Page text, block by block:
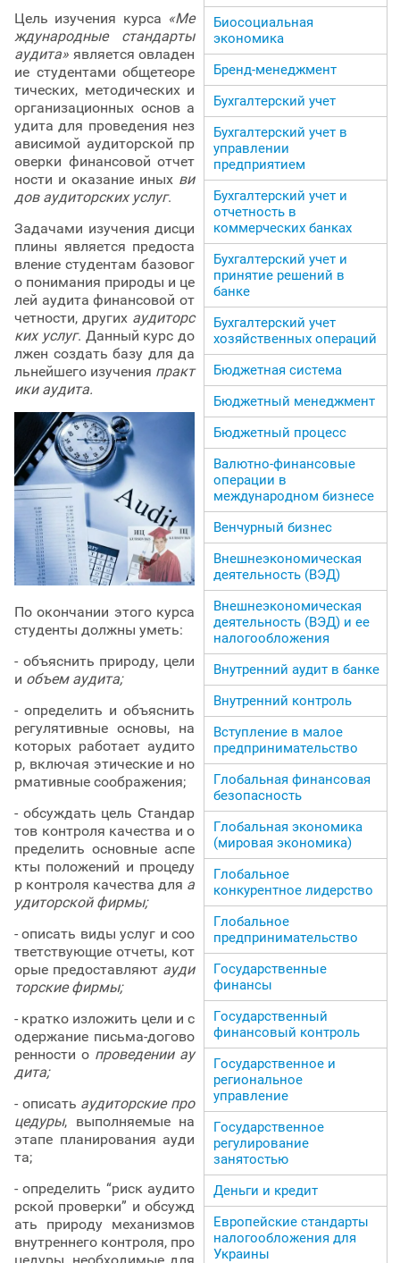
Цель изучения курса «Ме
ждународные стандарты
аудита» является овладен
ие студентами общетеоре
тических, методических и
организационных основ а
удита для проведения нез
ависимой аудиторской пр
оверки финансовой отчет
ности и оказание иных ви
дов аудиторских услуг.
Задачами изучения дисци
плины является предоста
вление студентам базовог
о понимания природы и це
лей аудита финансовой от
четности, других аудиторс
ких услуг. Данный курс до
лжен создать базу для да
льнейшего изучения практ
ики аудита.
По окончании этого курса
студенты должны уметь:
- объяснить природу, цели
и объем аудита;
- определить и объяснить
регулятивные основы, на
которых работает аудито
р, включая этические и но
рмативные соображения;
- обсуждать цель Стандар
тов контроля качества и о
пределить основные аспе
кты положений и процеду
р контроля качества для а
удиторской фирмы;
- описать виды услуг и соо
тветствующие отчеты, кот
орые предоставляют ауди
торские фирмы;
- кратко изложить цели и с
одержание письма-догово
ренности о проведении ау
дита;
- описать аудиторские про
цедуры, выполняемые на
этапе планирования ауди
та;
- определить “риск аудито
рской проверки” и обсужд
ать природу механизмов
внутреннего контроля, про
Биосоциальная
экономика
Бренд-менеджмент
Бухгалтерский учет
Бухгалтерский учет в
управлении
предприятием
Бухгалтерский учет и
отчетность в
коммерческих банках
Бухгалтерский учет и
принятие решений в
банке
Бухгалтерский учет
хозяйственных операций
Бюджетная система
Бюджетный менеджмент
Бюджетный процесс
Валютно-финансовые
операции в
международном бизнесе
Венчурный бизнес
Внешнеэкономическая
деятельность (ВЭД)
Внешнеэкономическая
деятельность (ВЭД) и ее
налогообложения
Внутренний аудит в банке
Внутренний контроль
Вступление в малое
предпринимательство
Глобальная финансовая
безопасность
Глобальная экономика
(мировая экономика)
Глобальное
конкурентное лидерство
Глобальное
предпринимательство
Государственные
финансы
Государственный
финансовый контроль
Государственное и
региональное
управление
Государственное
регулирование
занятостью
Деньги и кредит
Европейские стандарты
налогообложения для
Украины